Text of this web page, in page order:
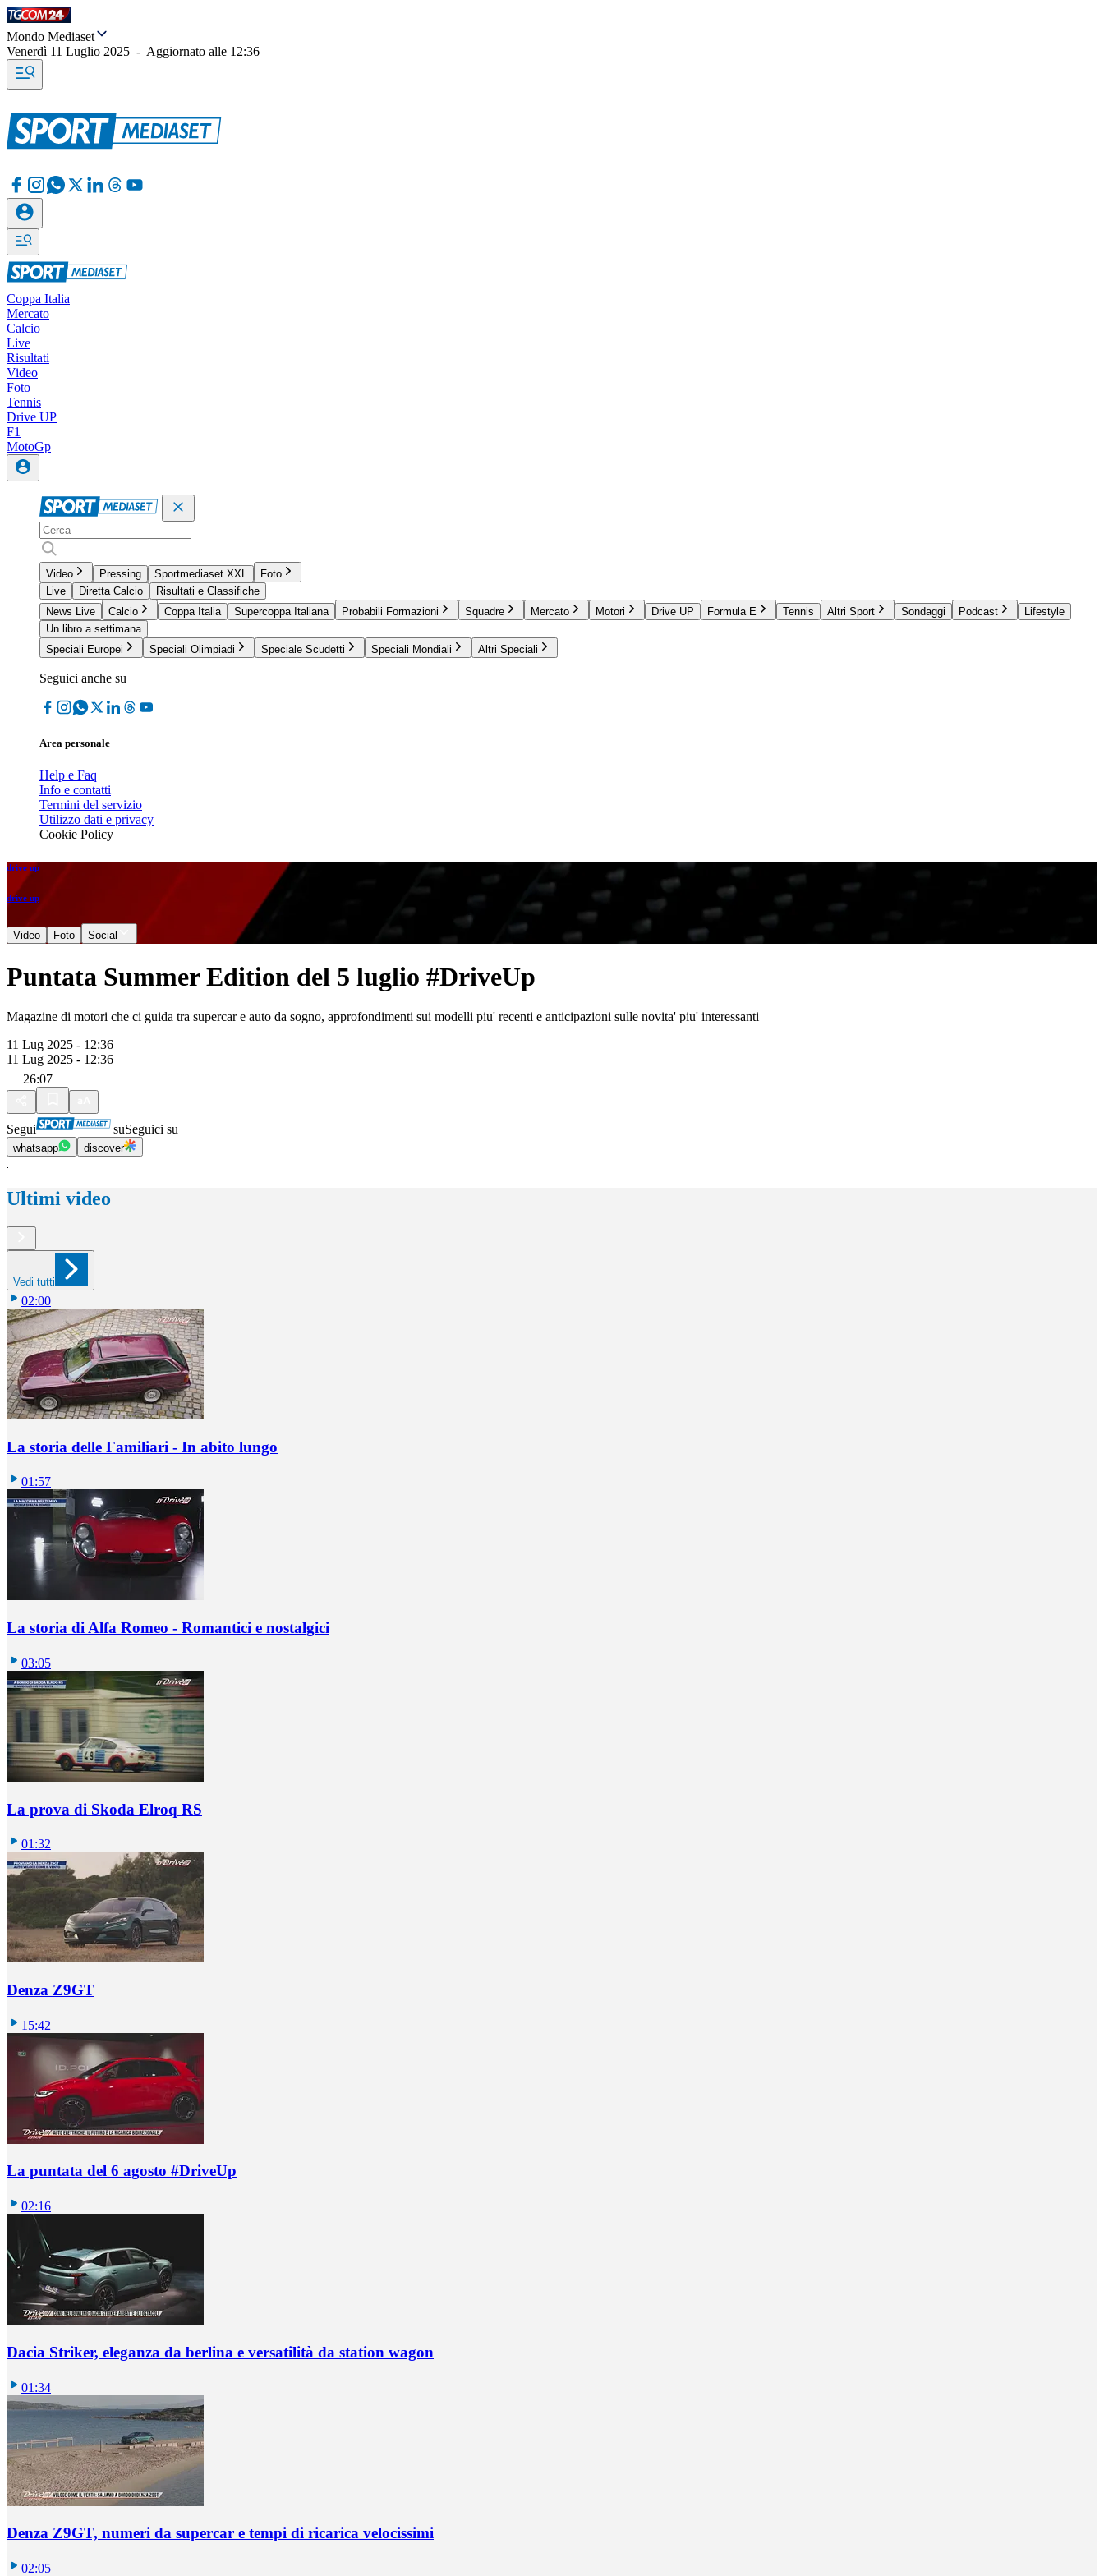
Mondo Mediaset
Venerdì 11 Luglio 2025 - Aggiornato alle 12:36
Coppa Italia
Mercato
Calcio
Live
Risultati
Video
Foto
Tennis
Drive UP
F1
MotoGp
Video Pressing Sportmediaset XXL
Foto
Live
Diretta Calcio
Risultati e Classifiche
News Live
Calcio Coppa Italia Supercoppa Italiana Probabili Formazioni Squadre Mercato Motori Drive UP Formula E Tennis Altri Sport Sondaggi Podcast
Lifestyle
Un libro a settimana
Speciali Europei
Speciali Olimpiadi Speciale Scudetti Speciali Mondiali Altri Speciali
Seguici anche su
Area personale
Help e Faq
Info e contatti
Termini del servizio
Utilizzo dati e privacy
Cookie Policy
drive up
drive up
Video Foto Social
Puntata Summer Edition del 5 luglio #DriveUp
Magazine di motori che ci guida tra supercar e auto da sogno, approfondimenti sui modelli piu' recenti e anticipazioni sulle novita' piu' interessanti
11 Lug 2025 - 12:36
11 Lug 2025 - 12:36
26:07
Segui suSeguici su
whatsapp discover
Ultimi video
Vedi tutti
02:00
La storia delle Familiari - In abito lungo
01:57
La storia di Alfa Romeo - Romantici e nostalgici
03:05
La prova di Skoda Elroq RS
01:32
Denza Z9GT
15:42
La puntata del 6 agosto #DriveUp
02:16
Dacia Striker, eleganza da berlina e versatilità da station wagon
01:34
Denza Z9GT, numeri da supercar e tempi di ricarica velocissimi
02:05